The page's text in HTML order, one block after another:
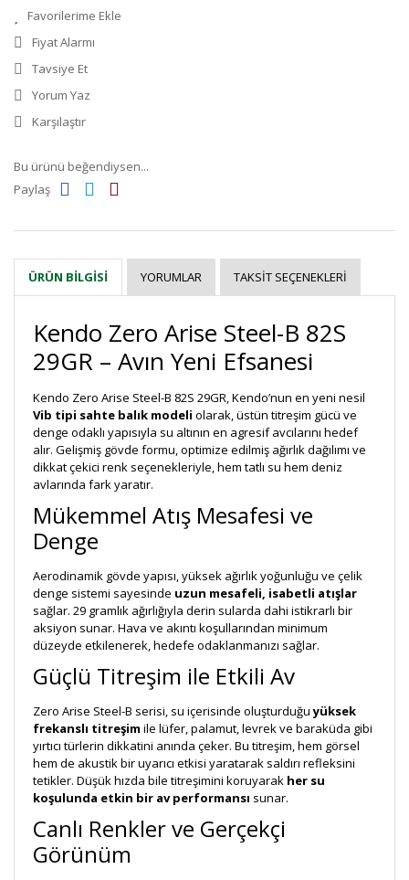
Fiyat Alarmı
Tavsiye Et
Yorum Yaz
Karşılaştır
Bu ürünü beğendiysen...
Paylaş
ÜRÜN BILGISI YORUMLAR TAKSIT SEÇENEKLERI
Kendo Zero Arise Steel-B 82S
29GR – Avın Yeni Efsanesi
Kendo Zero Arise Steel-B 82S 29GR, Kendo’nun en yeni nesil
Vib tipi sahte balık modeli olarak, üstün titreşim gücü ve
denge odaklı yapısıyla su altının en agresif avcılarını hedef
alır. Gelişmiş gövde formu, optimize edilmiş ağırlık dağılımı ve
dikkat çekici renk seçenekleriyle, hem tatlı su hem deniz
avlarında fark yaratır.
Mükemmel Atış Mesafesi ve
Denge
Aerodinamik gövde yapısı, yüksek ağırlık yoğunluğu ve çelik
denge sistemi sayesinde uzun mesafeli, isabetli atışlar
sağlar. 29 gramlık ağırlığıyla derin sularda dahi istikrarlı bir
aksiyon sunar. Hava ve akıntı koşullarından minimum
düzeyde etkilenerek, hedefe odaklanmanızı sağlar.
Güçlü Titreşim ile Etkili Av
Zero Arise Steel-B serisi, su içerisinde oluşturduğuyüksek
frekanslı titreşim ile lüfer, palamut, levrek ve baraküda gibi
yırtıcı türlerin dikkatini anında çeker. Bu titreşim, hem görsel
hem de akustik bir uyarıcı etkisi yaratarak saldırı refleksini
tetikler. Düşük hızda bile titreşimini koruyarak her su
koşulunda etkin bir av performansı sunar.
Canlı Renkler ve Gerçekçi
Görünüm